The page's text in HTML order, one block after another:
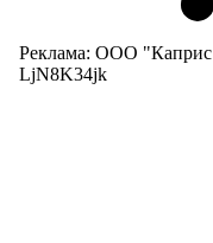
Реклама: ООО
LjN8K34jk